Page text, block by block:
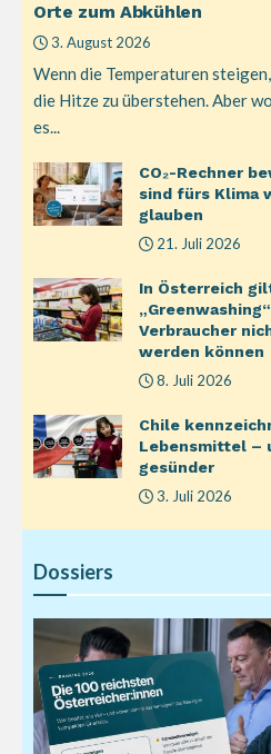
Orte zum Abkühlen
3. August 2026
Wenn die Temperaturen
die Hitze zu überstehen. Aber
es...
CO₂-Rechner
sind fürs Klima
glauben
21. Juli 2026
In Österreich
Verbraucher
werden können
8. Juli 2026
Chile
Lebensmittel –
gesünder
3. Juli 2026
Dossiers